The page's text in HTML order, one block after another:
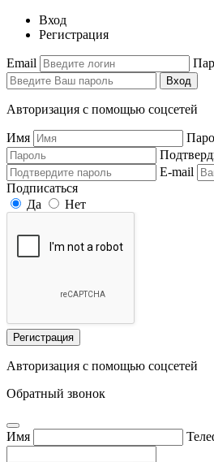
Вход
Регистрация
Email
Вход
Авторизация с помощью соцсетей
Имя
E-mail
Подписаться
Да
Нет
Регистрация
Авторизация с помощью соцсетей
Обратный звонок
Имя